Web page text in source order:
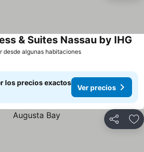
desde algunas habitaciones
& Suites Nassau by IHG
los precios exactos
Ver precios
Compartir